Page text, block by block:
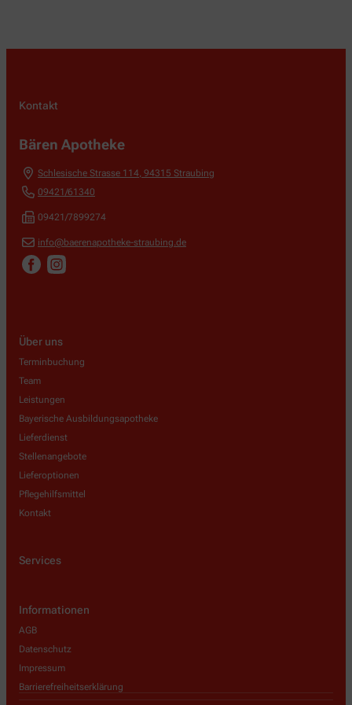
Kontakt
Bären Apotheke
Schlesische Strasse 114 94315 Straubing
09421/61340
09421/7899274
info@baerenapotheke-straubing.de
Über uns
Terminbuchung
Team
Leistungen
Bayerische Ausbildungsapotheke
Lieferdienst
Stellenangebote
Lieferoptionen
Pflegehilfsmittel
Kontakt
Services
Informationen
AGB
Datenschutz
Impressum
Barrierefreiheitserklärung